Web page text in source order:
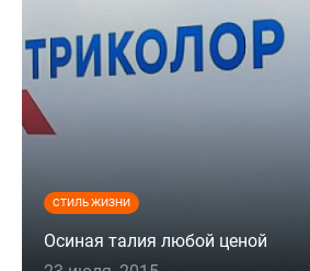
СТИЛЬ ЖИЗНИ
Осиная талия любой ценой